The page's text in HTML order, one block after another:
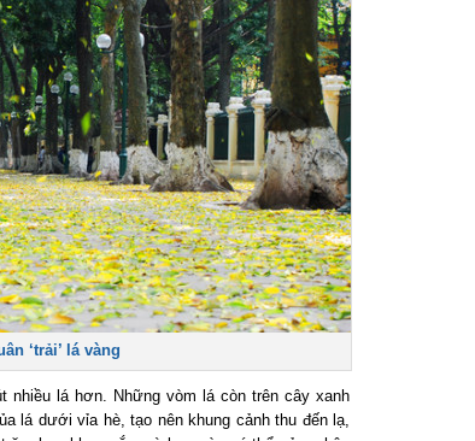
‘trải’ lá vàng
lá hơn. Những vòm lá còn trên cây xanh
lá dưới vỉa hè, tạo nên khung cảnh thu đến lạ,